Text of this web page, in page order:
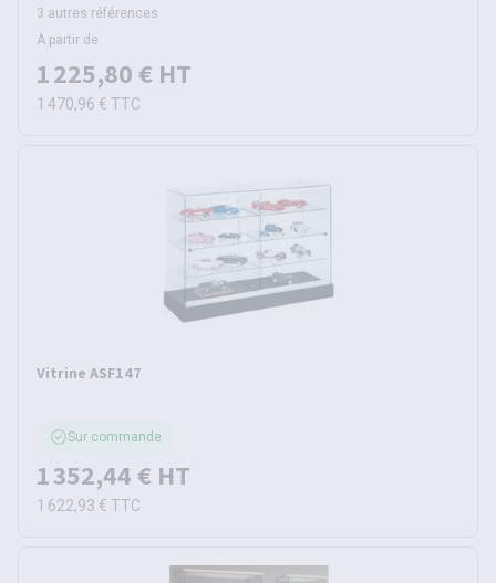
3 autres références
À partir de
1 225,80 € HT
1 470,96 € TTC
Vitrine ASF147
Sur commande
1 352,44 € HT
1 622,93 € TTC